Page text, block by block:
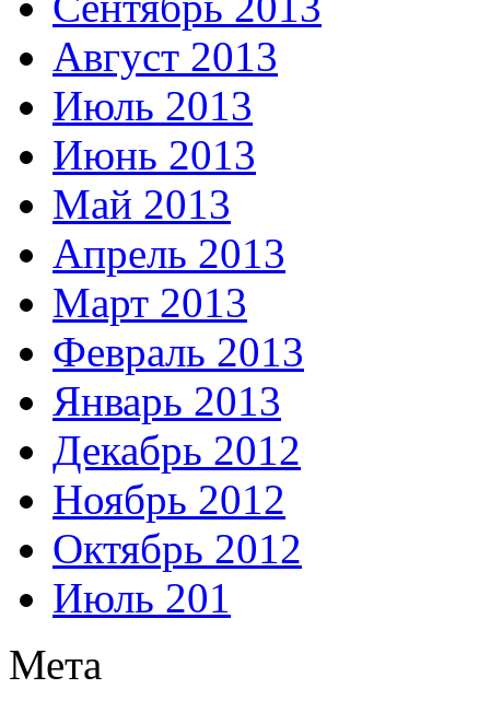
Август 2013
Июль 2013
Июнь 2013
Май 2013
Апрель 2013
Март 2013
Февраль 2013
Январь 2013
Декабрь 2012
Ноябрь 2012
Октябрь 2012
Июль 201
Мета